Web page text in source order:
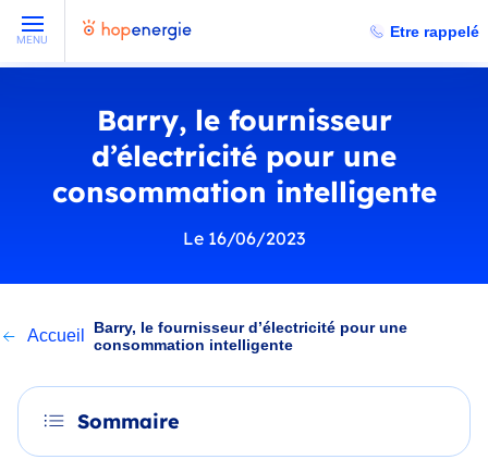
MENU Etre rappelé
Barry, le fournisseur
d’électricité pour une
consommation intelligente
Le 16/06/2023
Accueil
Barry, le fournisseur d’électricité pour une
consommation intelligente
Sommaire